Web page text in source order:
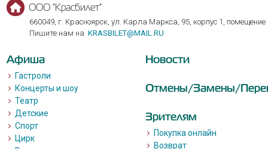
ООО "Красбилет"
660049, г. Красноярск, ул. Карла Маркса, 95, корпус 1, помещение
Пишите нам на KRASBILET@MAIL.RU
Афиша
Гастроли
Концерты и шоу
Театр
Детские
Спорт
Цирк
Новости
Отмены/Замены/
Зрителям
Покупка онлайн
Возврат